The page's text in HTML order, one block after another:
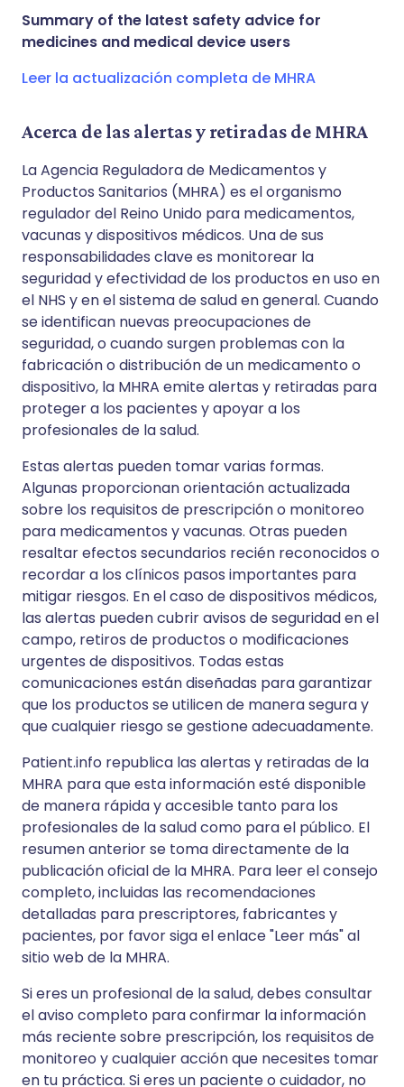
Compartir vía WhatsApp
Copiar enlace
🇸🇦 عربي
Summary of the latest safety advice for
medicines and medical device users
Leer la actualización completa de MHRA
Acerca de las alertas y retiradas de MHRA
La Agencia Reguladora de Medicamentos y
Productos Sanitarios (MHRA) es el organismo
regulador del Reino Unido para medicamentos,
vacunas y dispositivos médicos. Una de sus
responsabilidades clave es monitorear la
seguridad y efectividad de los productos en uso en
el NHS y en el sistema de salud en general. Cuando
se identifican nuevas preocupaciones de
seguridad, o cuando surgen problemas con la
fabricación o distribución de un medicamento o
dispositivo, la MHRA emite alertas y retiradas para
proteger a los pacientes y apoyar a los
profesionales de la salud.
Estas alertas pueden tomar varias formas.
Algunas proporcionan orientación actualizada
sobre los requisitos de prescripción o monitoreo
para medicamentos y vacunas. Otras pueden
resaltar efectos secundarios recién reconocidos o
recordar a los clínicos pasos importantes para
mitigar riesgos. En el caso de dispositivos médicos,
las alertas pueden cubrir avisos de seguridad en el
campo, retiros de productos o modificaciones
urgentes de dispositivos. Todas estas
comunicaciones están diseñadas para garantizar
que los productos se utilicen de manera segura y
que cualquier riesgo se gestione adecuadamente.
Patient.info republica las alertas y retiradas de la
MHRA para que esta información esté disponible
de manera rápida y accesible tanto para los
profesionales de la salud como para el público. El
resumen anterior se toma directamente de la
publicación oficial de la MHRA. Para leer el consejo
completo, incluidas las recomendaciones
detalladas para prescriptores, fabricantes y
pacientes, por favor siga el enlace "Leer más" al
sitio web de la MHRA.
Si eres un profesional de la salud, debes consultar
el aviso completo para confirmar la información
más reciente sobre prescripción, los requisitos de
monitoreo y cualquier acción que necesites tomar
en tu práctica. Si eres un paciente o cuidador, no